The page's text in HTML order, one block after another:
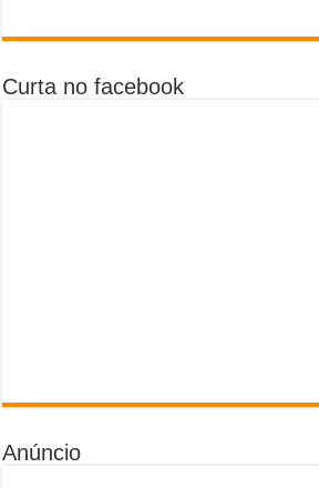
Curta no facebook
Anúncio